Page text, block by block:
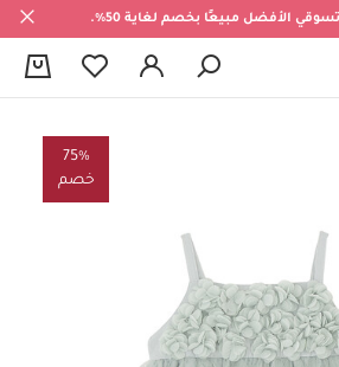
الأفضل مبيعًا بخصم لغاية 50%.
75%
خصم